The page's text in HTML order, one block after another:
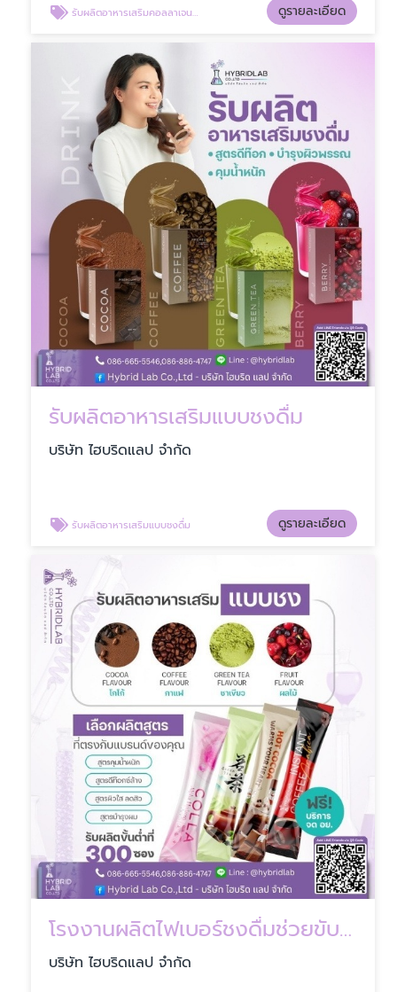
รับผลิตอาหารเสริมคอลลาเจนซอฟเจล OEM ดูรายละเอียด
รับผลิตอาหารเสริมแบบชงดื่ม
บริษัท ไฮบริดแลป จำกัด
รับผลิตอาหารเสริมแบบชงดื่ม ดูรายละเอียด
โรงงานผลิตไฟเบอร์ชงดื่มช่วยขับถ่าย OEM ปทุมธานี
บริษัท ไฮบริดแลป จำกัด